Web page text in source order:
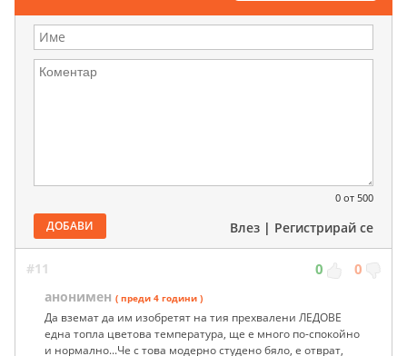
0 от 500
ДОБАВИ Влез | Регистрирай се
#11 0 0
анонимен ( преди 4 години )
Да вземат да им изобретят на тия прехвалени ЛЕДОВЕ
една топла цветова температура, ще е много по-спокойно
и нормално...Че с това модерно студено бяло, е отврат,